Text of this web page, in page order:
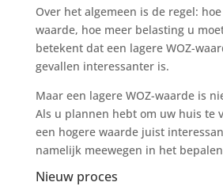
Over het algemeen is de regel:
waarde, hoe meer belasting u
betekent dat een lagere WOZ-
gevallen interessanter is.
Maar een lagere WOZ-waarde is
Als u plannen hebt om uw huis te
een hogere waarde juist
namelijk meewegen in het
Nieuw proces